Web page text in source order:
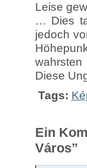
Leise
… Dies
jedoch
Diese
Tags:
Ein
Város”